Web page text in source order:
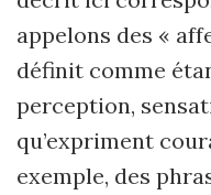
appelons des «
définit comme
perception,
qu’expriment
exemple, des